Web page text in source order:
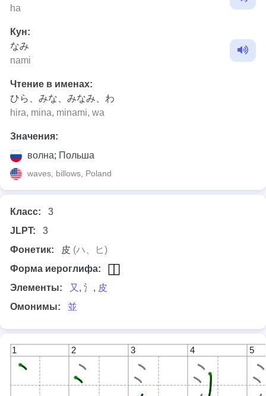
ha
Кун:
なみ
nami
Чтение в именах:
ひら、みな、みなみ、わ
hira, mina, minami, wa
Значения:
волна; Польша
waves, billows, Poland
Класс:
3
JLPT:
3
Фонетик:
皮 (ハ、ヒ)
Форма иероглифа:
Элементы:
又 , 氵 , 皮
Омонимы:
並
1 2 3 4 5